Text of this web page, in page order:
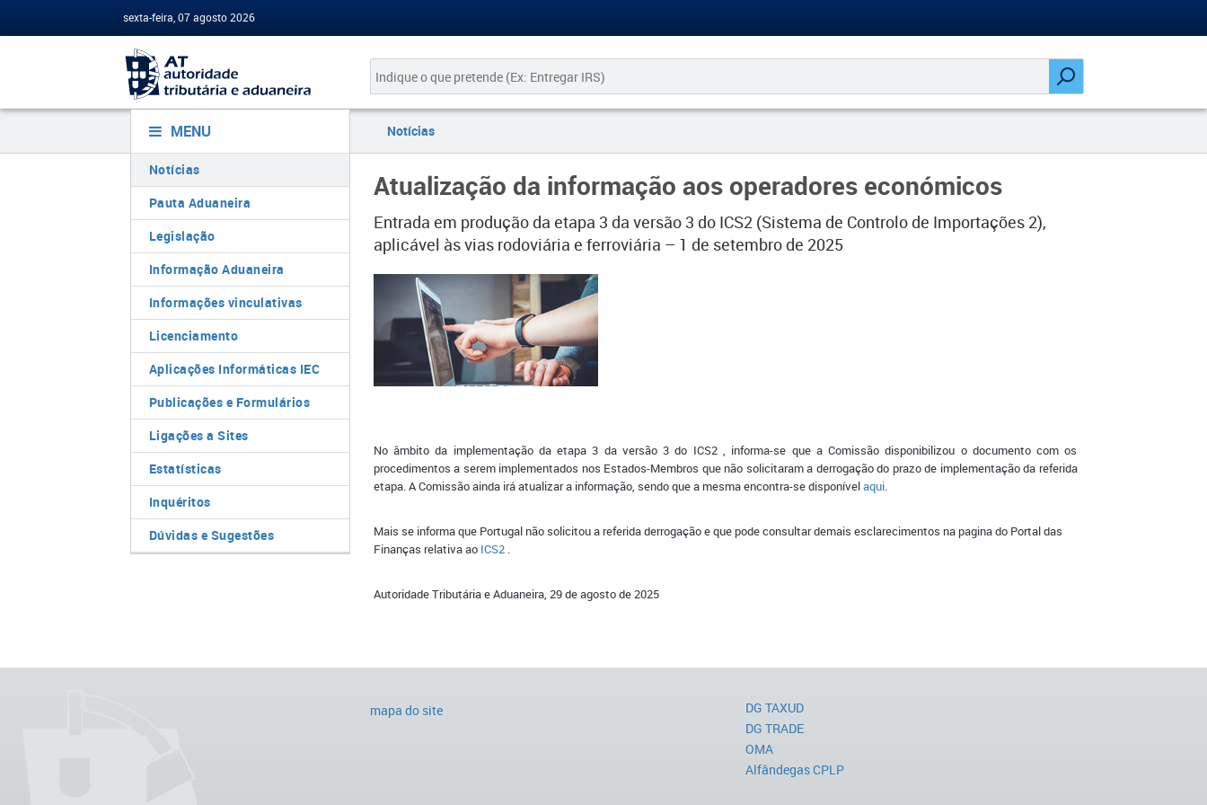
sexta-feira, 07 agosto 2026
MENU
Notícias
Pauta Aduaneira
Legislação
Informação Aduaneira
Informações vinculativas
Licenciamento
Aplicações Informáticas IEC
Publicações e Formulários
Ligações a Sites
Estatísticas
Inquéritos
Dúvidas e Sugestões
Notícias
Atualização da informação aos operadores económicos
Entrada em produção da etapa 3 da versão 3 do ICS2 (Sistema de Controlo de Importações 2),
aplicável às vias rodoviária e ferroviária – 1 de setembro de 2025
No âmbito da implementação da etapa 3 da versão 3 do ICS2 , informa-se que a Comissão disponibilizou o documento com os
procedimentos a serem implementados nos Estados-Membros que não solicitaram a derrogação do prazo de implementação da referida
etapa. A Comissão ainda irá atualizar a informação, sendo que a mesma encontra-se disponívelaqui.
Mais se informa que Portugal não solicitou a referida derrogação e que pode consultar demais esclarecimentos na pagina do Portal das
Finanças relativa ao ICS2.​​
Autoridade Tributária e Aduaneira, 29 de agosto de 2025 ​
mapa do site
DG TAXUD
DG TRADE
OMA
Alfândegas CPLP